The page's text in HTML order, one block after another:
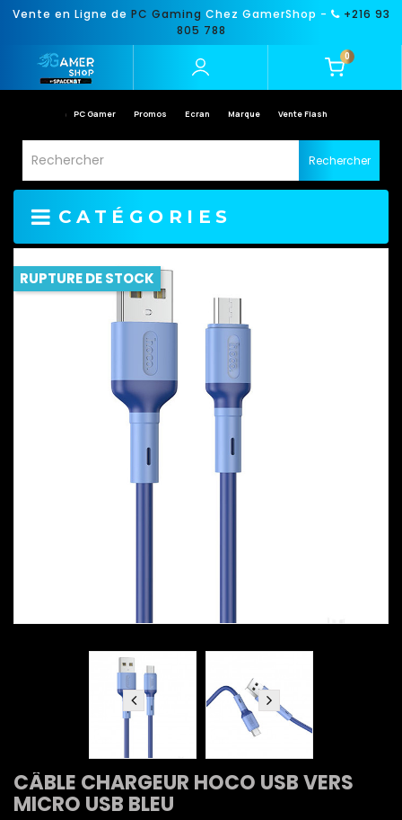
Vente en Ligne de PC Gaming Chez GamerShop -
+216 93
805 788
0
PC Gamer Promos Ecran Marque Vente Flash
Rechercher
CATÉGORIES
RUPTURE DE STOCK
CÂBLE CHARGEUR HOCO USB VERS
MICRO USB BLEU